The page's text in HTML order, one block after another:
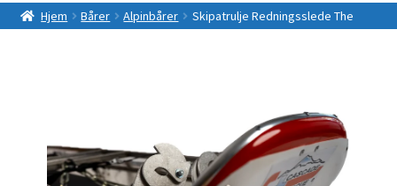
AKUTTSEKKER OG FØRSTEHJELPSBAGER
Hjem Bårer Alpinbårer
Skipatrulje Redningsslede The